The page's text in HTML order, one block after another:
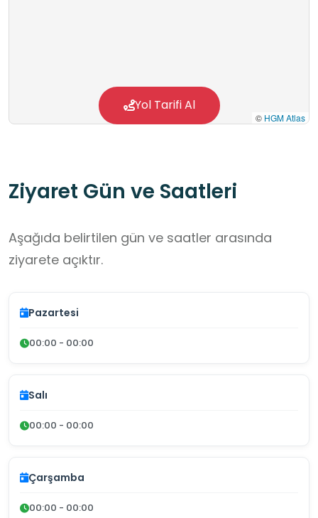
© HGM Atlas
Yol Tarifi Al
Ziyaret Gün ve Saatleri
Aşağıda belirtilen gün ve saatler arasında
ziyarete açıktır.
Pazartesi
00:00 - 00:00
Salı
00:00 - 00:00
Çarşamba
00:00 - 00:00